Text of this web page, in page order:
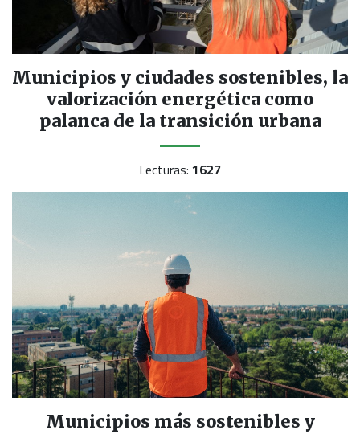
Municipios y ciudades sostenibles, la
valorización energética como
palanca de la transición urbana
Lecturas: 1627
Municipios más sostenibles y